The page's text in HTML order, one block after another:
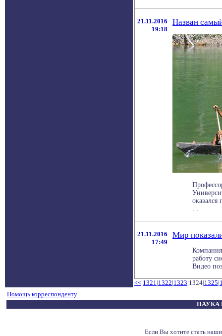
21.11.2016
19:18
Назван
. .
21.11.2016
17:49
Мир
работу
Видео
<< 1321|1322|1323|1324|1325|
Помощь корреспонденту
НАУКА
Если Вы хотите стать